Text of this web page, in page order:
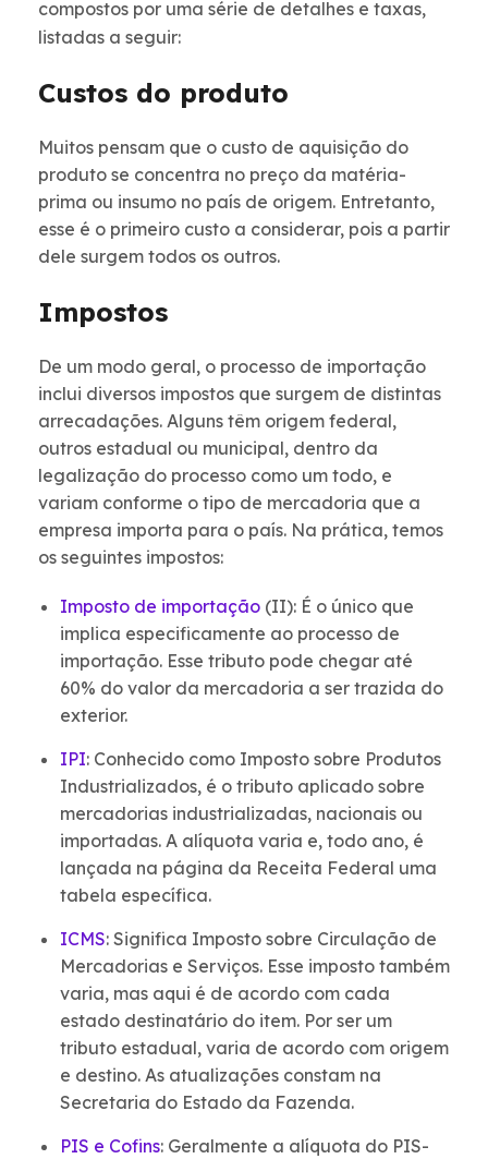
compostos por uma série de detalhes e taxas,
listadas a seguir:
Custos do produto
Muitos pensam que o custo de aquisição do
produto se concentra no preço da matéria-
prima ou insumo no país de origem. Entretanto,
esse é o primeiro custo a considerar, pois a partir
dele surgem todos os outros.
Impostos
De um modo geral, o processo de importação
inclui diversos impostos que surgem de distintas
arrecadações. Alguns têm origem federal,
outros estadual ou municipal, dentro da
legalização do processo como um todo, e
variam conforme o tipo de mercadoria que a
empresa importa para o país. Na prática, temos
os seguintes impostos:
Imposto de importação (II): É o único que
implica especificamente ao processo de
importação. Esse tributo pode chegar até
60% do valor da mercadoria a ser trazida do
exterior.
IPI: Conhecido como Imposto sobre Produtos
Industrializados, é o tributo aplicado sobre
mercadorias industrializadas, nacionais ou
importadas. A alíquota varia e, todo ano, é
lançada na página da Receita Federal uma
tabela específica.
ICMS: Significa Imposto sobre Circulação de
Mercadorias e Serviços. Esse imposto também
varia, mas aqui é de acordo com cada
estado destinatário do item. Por ser um
tributo estadual, varia de acordo com origem
e destino. As atualizações constam na
Secretaria do Estado da Fazenda.
PIS e Cofins: Geralmente a alíquota do PIS-